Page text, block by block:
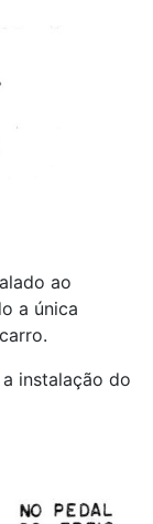
ao
a única
instalação do